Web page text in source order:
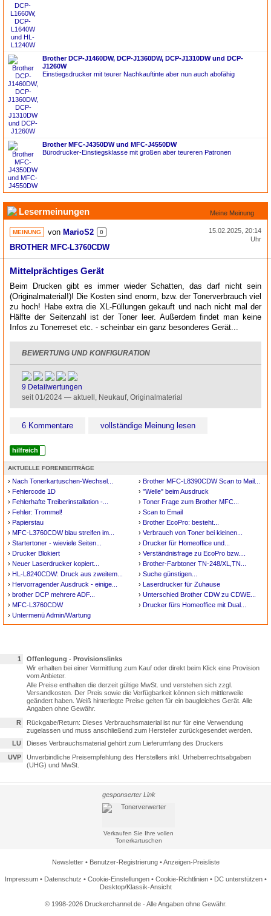
Brother DCP-J1460DW, DCP-J1360DW, DCP-J1310DW und DCP-
J1260W
Einstiegsdrucker mit teurer Nachkauftinte aber nun auch abofähig
Brother MFC-J4350DW und MFC-J4550DW
Bürodrucker-Einstiegsklasse mit großen aber teureren Patronen
Lesermeinungen Meine Meinung
MEINUNG von MarioS2 0
15.02.2025, 20:14
Uhr
BROTHER MFC-L3760CDW
Mittelprächtiges Gerät
Beim Drucken gibt es immer wieder Schatten, das darf nicht sein
(Originalmaterial!)! Die Kosten sind enorm, bzw. der Tonerverbrauch viel
zu hoch! Habe extra die XL-Füllungen gekauft und nach nicht mal der
Hälfte der Seitenzahl ist der Toner leer. Außerdem findet man keine
Infos zu Tonerreset etc. - scheinbar ein ganz besonderes Gerät...
BEWERTUNG UND KONFIGURATION
9 Detailwertungen
seit 01/2024 — aktuell, Neukauf, Originalmaterial
6 Kommentare vollständige Meinung lesen
hilfreich
AKTUELLE FORENBEITRÄGE
› Nach Tonerkartuschen-Wechsel...
› Fehlercode 1D
› Fehlerhafte Treiberinstallation -...
› Fehler: Trommel!
› Papierstau
› MFC-L3760CDW blau streifen im...
› Startertoner - wieviele Seiten...
› Drucker Blokiert
› Neuer Laserdrucker kopiert...
› HL-L8240CDW: Druck aus zweitem...
› Hervorragender Ausdruck - einige...
› brother DCP mehrere ADF...
› MFC-L3760CDW
› Untermenü Admin/Wartung
› Brother MFC-L8390CDW Scan to Mail...
› "Welle" beim Ausdruck
› Toner Frage zum Brother MFC...
› Scan to Email
› Brother EcoPro: besteht...
› Verbrauch von Toner bei kleinen...
› Drucker für Homeoffice und...
› Verständnisfrage zu EcoPro bzw....
› Brother-Farbtoner TN-248/XL,TN...
› Suche günstigen...
› Laserdrucker für Zuhause
› Unterschied Brother CDW zu CDWE...
› Drucker fürs Homeoffice mit Dual...
1
Offenlegung - Provisionslinks
Wir erhalten bei einer Vermittlung zum Kauf oder direkt beim Klick eine Provision
vom Anbieter.
Alle Preise enthalten die derzeit gültige MwSt. und verstehen sich zzgl.
Versandkosten. Der Preis sowie die Verfügbarkeit können sich mittlerweile
geändert haben. Weiß hinterlegte Preise gelten für ein baugleiches Gerät. Alle
Angaben ohne Gewähr.
R
Rückgabe/Return: Dieses Verbrauchsmaterial ist nur für eine Verwendung
zugelassen und muss anschließend zum Hersteller zurückgesendet werden.
LU
Dieses Verbrauchsmaterial gehört zum Lieferumfang des Druckers
UVP
Unverbindliche Preisempfehlung des Herstellers inkl. Urheberrechtsabgaben
(UHG) und MwSt.
gesponserter Link
Verkaufen Sie Ihre vollen
Tonerkartuschen
Newsletter• Benutzer-Registrierung•Anzeigen-Preisliste
Impressum• Datenschutz • Cookie-Einstellungen• Cookie-Richtlinien• DC unterstützen•
Desktop/Klassik-Ansicht
© 1998-2026 Druckerchannel.de - Alle Angaben ohne Gewähr.